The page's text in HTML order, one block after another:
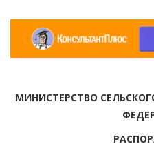
МИНИСТЕРСТВО